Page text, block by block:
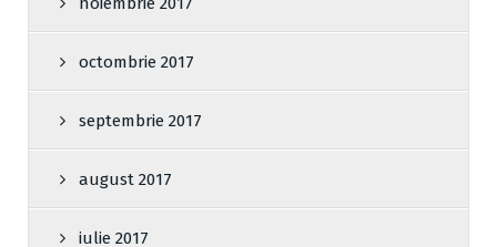
octombrie 2017
septembrie 2017
august 2017
iulie 2017